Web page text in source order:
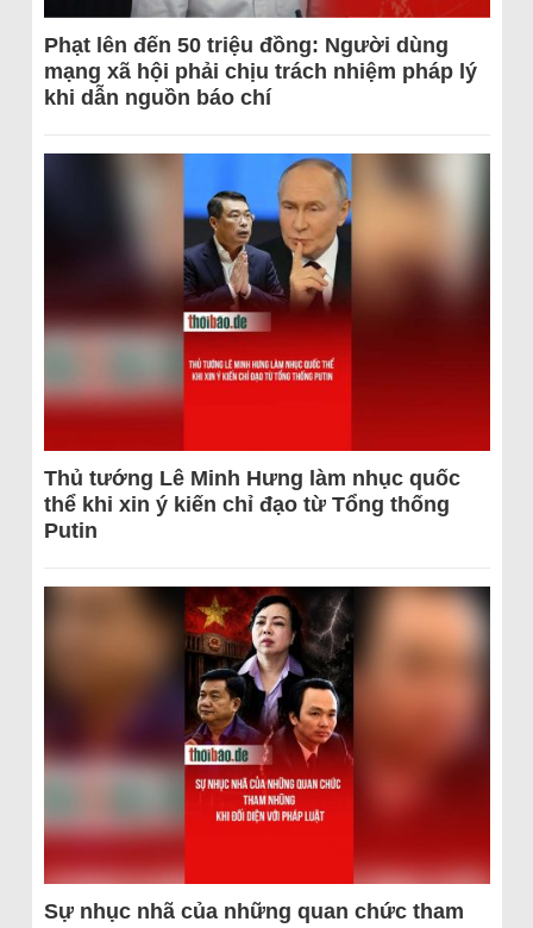
Phạt lên đến 50 triệu đồng: Người dùng
mạng xã hội phải chịu trách nhiệm pháp lý
khi dẫn nguồn báo chí
Thủ tướng Lê Minh Hưng làm nhục quốc
thể khi xin ý kiến chỉ đạo từ Tổng thống
Putin
Sự nhục nhã của những quan chức tham